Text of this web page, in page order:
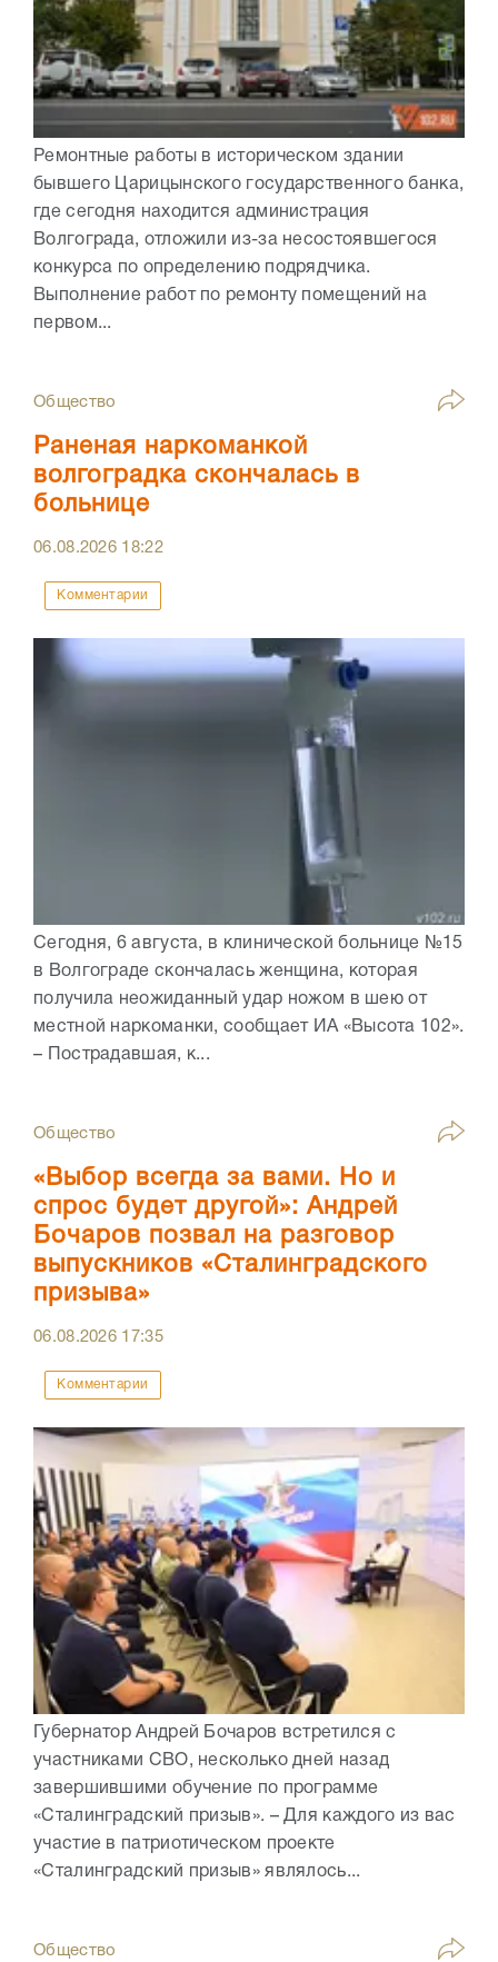
Ремонтные работы в историческом здании
бывшего Царицынского государственного банка,
где сегодня находится администрация
Волгограда, отложили из-за несостоявшегося
конкурса по определению подрядчика.
Выполнение работ по ремонту помещений на
первом...
Общество
Раненая наркоманкой
волгоградка скончалась в
больнице
06.08.2026 18:22
Комментарии
Сегодня, 6 августа, в клинической больнице №15
в Волгограде скончалась женщина, которая
получила неожиданный удар ножом в шею от
местной наркоманки, сообщает ИА «Высота 102».
– Пострадавшая, к...
Общество
«Выбор всегда за вами. Но и
спрос будет другой»: Андрей
Бочаров позвал на разговор
выпускников «Сталинградского
призыва»
06.08.2026 17:35
Комментарии
Губернатор Андрей Бочаров встретился с
участниками СВО, несколько дней назад
завершившими обучение по программе
«Сталинградский призыв». – Для каждого из вас
участие в патриотическом проекте
«Сталинградский призыв» являлось...
Общество